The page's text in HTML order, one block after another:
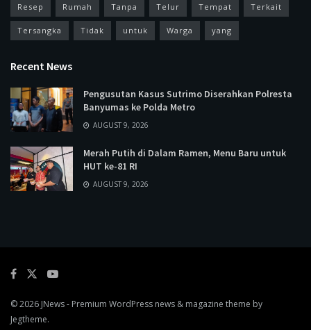
Resep Rumah Tanpa Telur Tempat Terkait
Tersangka Tidak untuk Warga yang
Recent News
Pengusutan Kasus Sutrimo Diserahkan Polresta
Banyumas ke Polda Metro
AUGUST 9, 2026
Merah Putih di Dalam Ramen, Menu Baru untuk
HUT ke-81 RI
AUGUST 9, 2026
© 2026 JNews- Premium WordPress news & magazine theme by
Jegtheme.